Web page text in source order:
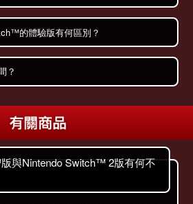
的體驗版有何區別？
？
與Nintendo Switch™ 2版有何不